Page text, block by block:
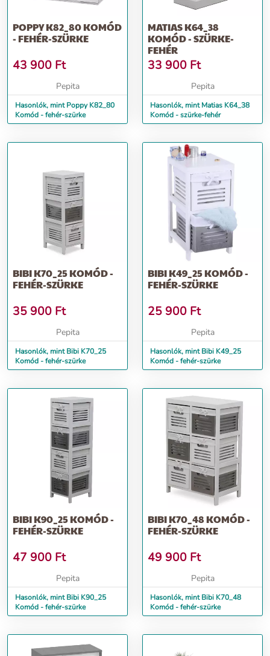
POPPY K82_80 KOMÓD
- FEHÉR-SZÜRKE
43 900 Ft
Pepita
Hasonlók, mint Poppy K82_80
Komód - fehér-szürke
MATIAS K64_38
KOMÓD - SZÜRKE-
FEHÉR
33 900 Ft
Pepita
Hasonlók, mint Matias K64_38
Komód - szürke-fehér
BIBI K70_25 KOMÓD -
FEHÉR-SZÜRKE
35 900 Ft
Pepita
Hasonlók, mint Bibi K70_25
Komód - fehér-szürke
BIBI K49_25 KOMÓD -
FEHÉR-SZÜRKE
25 900 Ft
Pepita
Hasonlók, mint Bibi K49_25
Komód - fehér-szürke
BIBI K90_25 KOMÓD -
FEHÉR-SZÜRKE
47 900 Ft
Pepita
Hasonlók, mint Bibi K90_25
Komód - fehér-szürke
BIBI K70_48 KOMÓD -
FEHÉR-SZÜRKE
49 900 Ft
Pepita
Hasonlók, mint Bibi K70_48
Komód - fehér-szürke